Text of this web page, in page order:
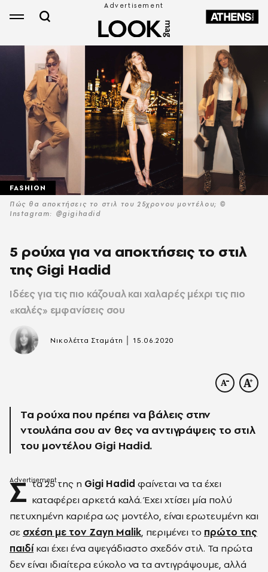
Πώς θα αποκτήσεις το στιλ του 25χρονου μοντέλου; ©
Instagram: @gigihadid
FASHION
5 ρούχα για να αποκτήσεις το στιλ
της Gigi Hadid
Ιδέες για τις πιο κάζουαλ και χαλαρές μέχρι τις πιο
«καλές» εμφανίσεις σου
Νικολέττα Σταμάτη 15.06.2020
Τα ρούχα που πρέπει να βάλεις στην
ντουλάπα σου αν θες να αντιγράψεις το στιλ
του μοντέλου Gigi Hadid.
Σ τα 25 της η Gigi Hadid φαίνεται να τα έχει
καταφέρει αρκετά καλά. Έχει χτίσει μία πολύ
πετυχημένη καριέρα ως μοντέλο, είναι ερωτευμένη και
σε σχέση με τον Zayn Malik, περιμένει το πρώτο της
παιδίκαι έχει ένα αψεγάδιαστο σχεδόν στιλ. Τα πρώτα
δεν είναι ιδιαίτερα εύκολο να τα αντιγράψουμε, αλλά